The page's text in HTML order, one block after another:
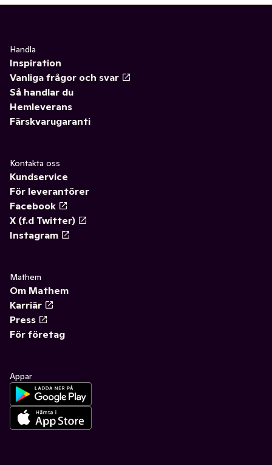
Handla
Inspiration
Vanliga frågor och svar
Så handlar du
Hemleverans
Färskvarugaranti
Kontakta oss
Kundservice
För leverantörer
Facebook
X (f.d Twitter)
Instagram
Mathem
Om Mathem
Karriär
Press
För företag
Appar